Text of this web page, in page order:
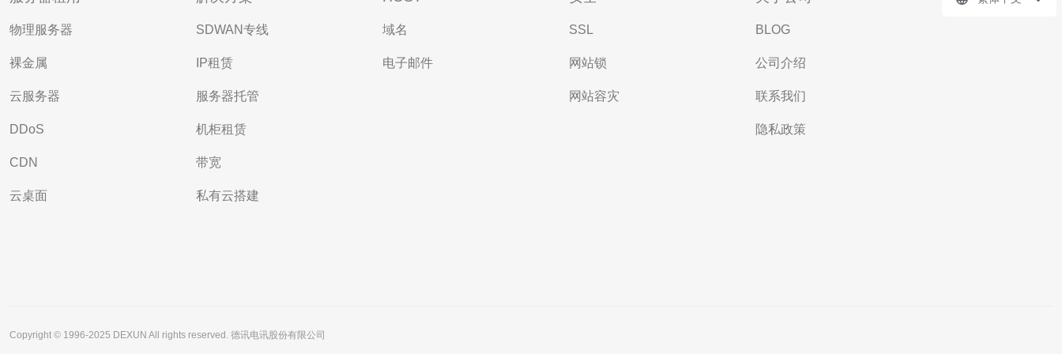
物理服务器
裸金属
云服务器
DDoS
CDN
云桌面
SDWAN专线
IP租赁
服务器托管
机柜租赁
带宽
私有云搭建
域名
电子邮件
SSL
网站锁
网站容灾
BLOG
公司介绍
联系我们
隐私政策
Copyright © 1996-2025 DEXUN All rights reserved. 德讯电讯股份有限公司